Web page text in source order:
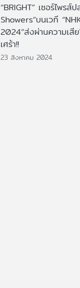
“BRIGHT” เซอร์ไพร
Showers”บนเวที
2024”ส่งผ่านความเสี
เศร้า!!
23 สิงหาคม 2024